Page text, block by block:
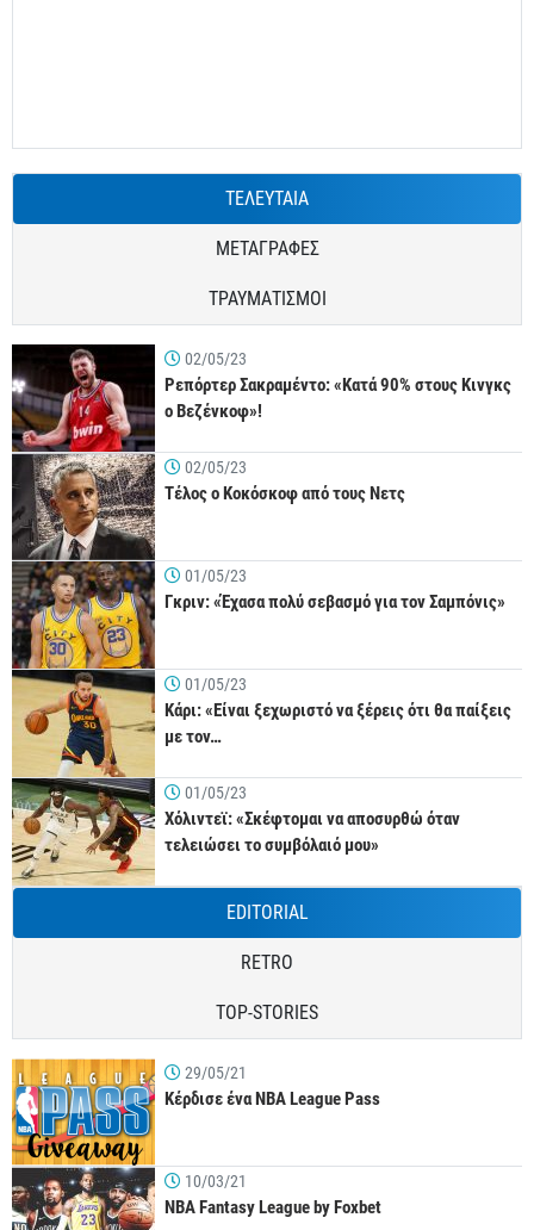
ΤΕΛΕΥΤΑΙΑ
ΜΕΤΑΓΡΑΦΕΣ
ΤΡΑΥΜΑΤΙΣΜΟΙ
02/05/23
Ρεπόρτερ Σακραμέντο: «Κατά 90% στους Κινγκς
ο Βεζένκοφ»!
02/05/23
Τέλος ο Κοκόσκοφ από τους Νετς
01/05/23
Γκριν: «Έχασα πολύ σεβασμό για τον Σαμπόνις»
01/05/23
Κάρι: «Είναι ξεχωριστό να ξέρεις ότι θα παίξεις
με τον…
01/05/23
Χόλιντεϊ: «Σκέφτομαι να αποσυρθώ όταν
τελειώσει το συμβόλαιό μου»
EDITORIAL
RETRO
TOP-STORIES
29/05/21
Κέρδισε ένα NBA League Pass
10/03/21
NBA Fantasy League by Foxbet